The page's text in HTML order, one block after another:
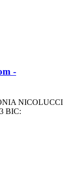
-
NICOLUCCI
BIC: